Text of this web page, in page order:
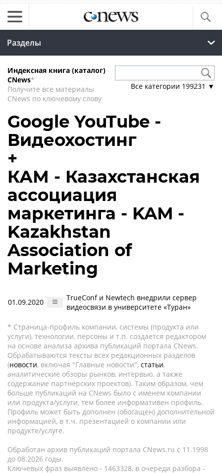
Разделы
Индексная книга (каталог)
CNews*
Получите все материалы
CNews по ключевому слову
Все категории 199231 ▼
Google YouTube -
Видеохостинг
+
КАМ - Казахстанская
ассоциация
маркетинга - KAM -
Kazakhstan
Association of
Marketing
01.09.2020
TrueConf и Newtech внедрили сервер
видеосвязи в университете «Туран»
* Страница-профиль компании, системы (продукта или
услуги), технологии, персоны и т.п. создается редактором
на основе анализа архива публикаций портала CNews.
Обрабатываются тексты всех редакционных разделов
(новости, включая "Главные новости", статьи,
аналитические обзоры рынков, интервью, а также
содержание партнёрских проектов). Таким образом, чем
больше публикаций на CNews было с именем компании
или продукта/услуги, тем более информативен профиль.
Профиль может быть дополнен (обогащен) дополнительной
информацией, в т.ч. презентацией о компании или
продукте/услуге.
Обработан архив публикаций портала CNews.ru c 11.1998
до 08.2026 годы.
Ключевых фраз выявлено - 1463328, в очереди разбора -